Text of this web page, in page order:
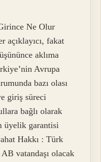
Ne Olur
açıklayıcı, fakat
aklıma
Avrupa
bazı olası
giriş süreci
bağlı olarak
üyelik garantisi
Hakkı : Türk
AB vatandaşı olacak